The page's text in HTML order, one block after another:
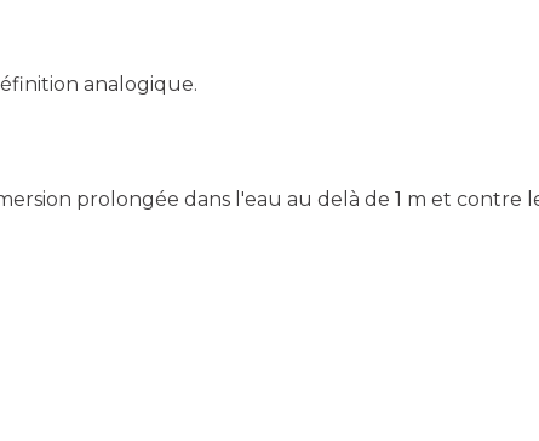
analogique.
prolongée dans l'eau au delà de 1 m et contre